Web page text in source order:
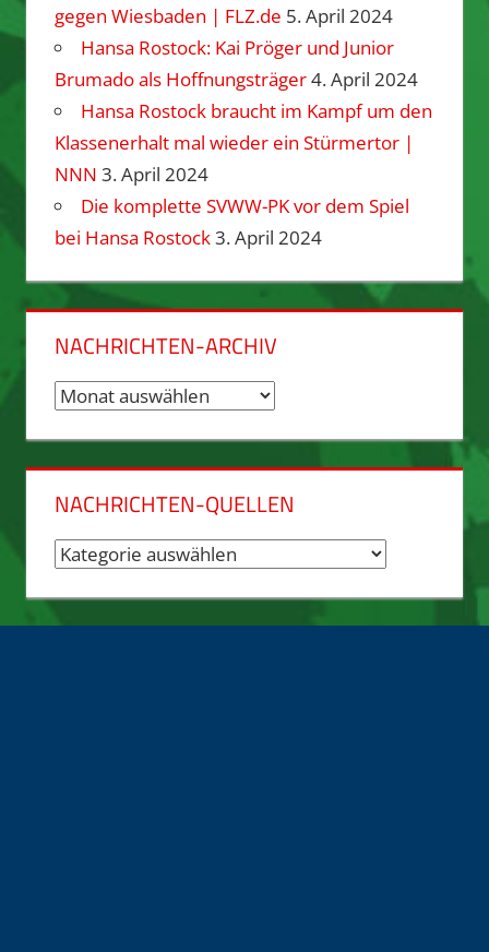
gegen Wiesbaden | FLZ.de 5. April 2024
Hansa Rostock: Kai Pröger und Junior
Brumado als Hoffnungsträger4. April 2024
Hansa Rostock braucht im Kampf um den
Klassenerhalt mal wieder ein Stürmertor |
NNN 3. April 2024
Die komplette SVWW-PK vor dem Spiel
bei Hansa Rostock3. April 2024
NACHRICHTEN-ARCHIV
Nachrichten-
NACHRICHTEN-QUELLEN
Nachrichten-